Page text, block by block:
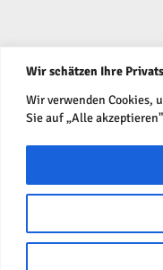
Wir schätzen Ihre
Wir verwenden Cookies,
Sie auf „Alle